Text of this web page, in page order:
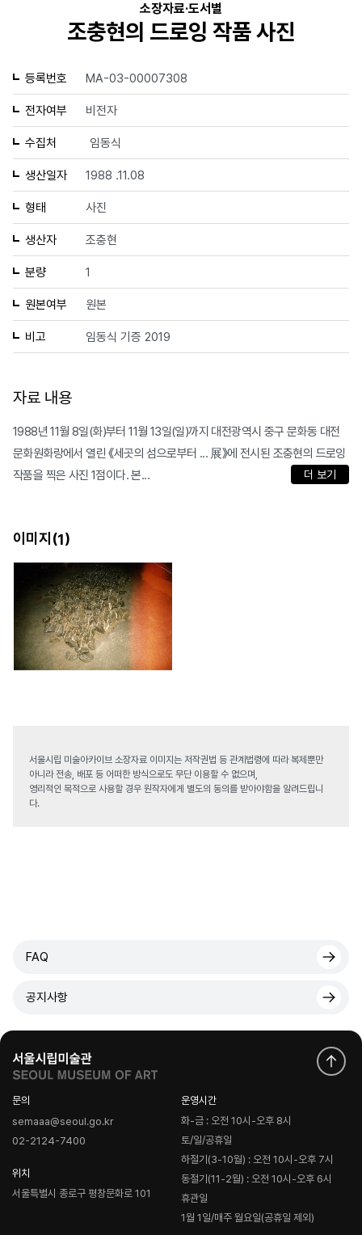
소장자료·도서별
조충현의 드로잉 작품 사진
등록번호 MA-03-00007308
전자여부 비전자
수집처 임동식
생산일자 1988 .11.08
형태 사진
생산자 조충현
분량 1
원본여부 원본
비고 임동식 기증 2019
자료 내용
1988년 11월 8일(화)부터 11월 13일(일)까지 대전광역시 중구 문화동 대전
문화원화랑에서 열린 《세곳의 섬으로부터 ... 展》에 전시된 조충현의 드로잉
작품을 찍은 사진 1점이다. 본...
더 보기
이미지(1)
서울시립 미술아카이브 소장자료 이미지는 저작권법 등 관계법령에 따라 복제뿐만
아니라 전송, 배포 등 어떠한 방식으로도 무단 이용할 수 없으며,
영리적인 목적으로 사용할 경우 원작자에게 별도의 동의를 받아야함을 알려드립니
다.
FAQ
공지사항
문의
semaaa@seoul.go.kr
02-2124-7400
위치
서울특별시 종로구 평창문화로 101
운영시간
화-금 : 오전 10시-오후 8시
토/일/공휴일
하절기(3-10월) : 오전 10시-오후 7시
동절기(11-2월) : 오전 10시-오후 6시
휴관일
1월 1일/매주 월요일(공휴일 제외)